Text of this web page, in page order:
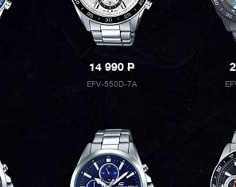
14 990P
EFV-550D-7A